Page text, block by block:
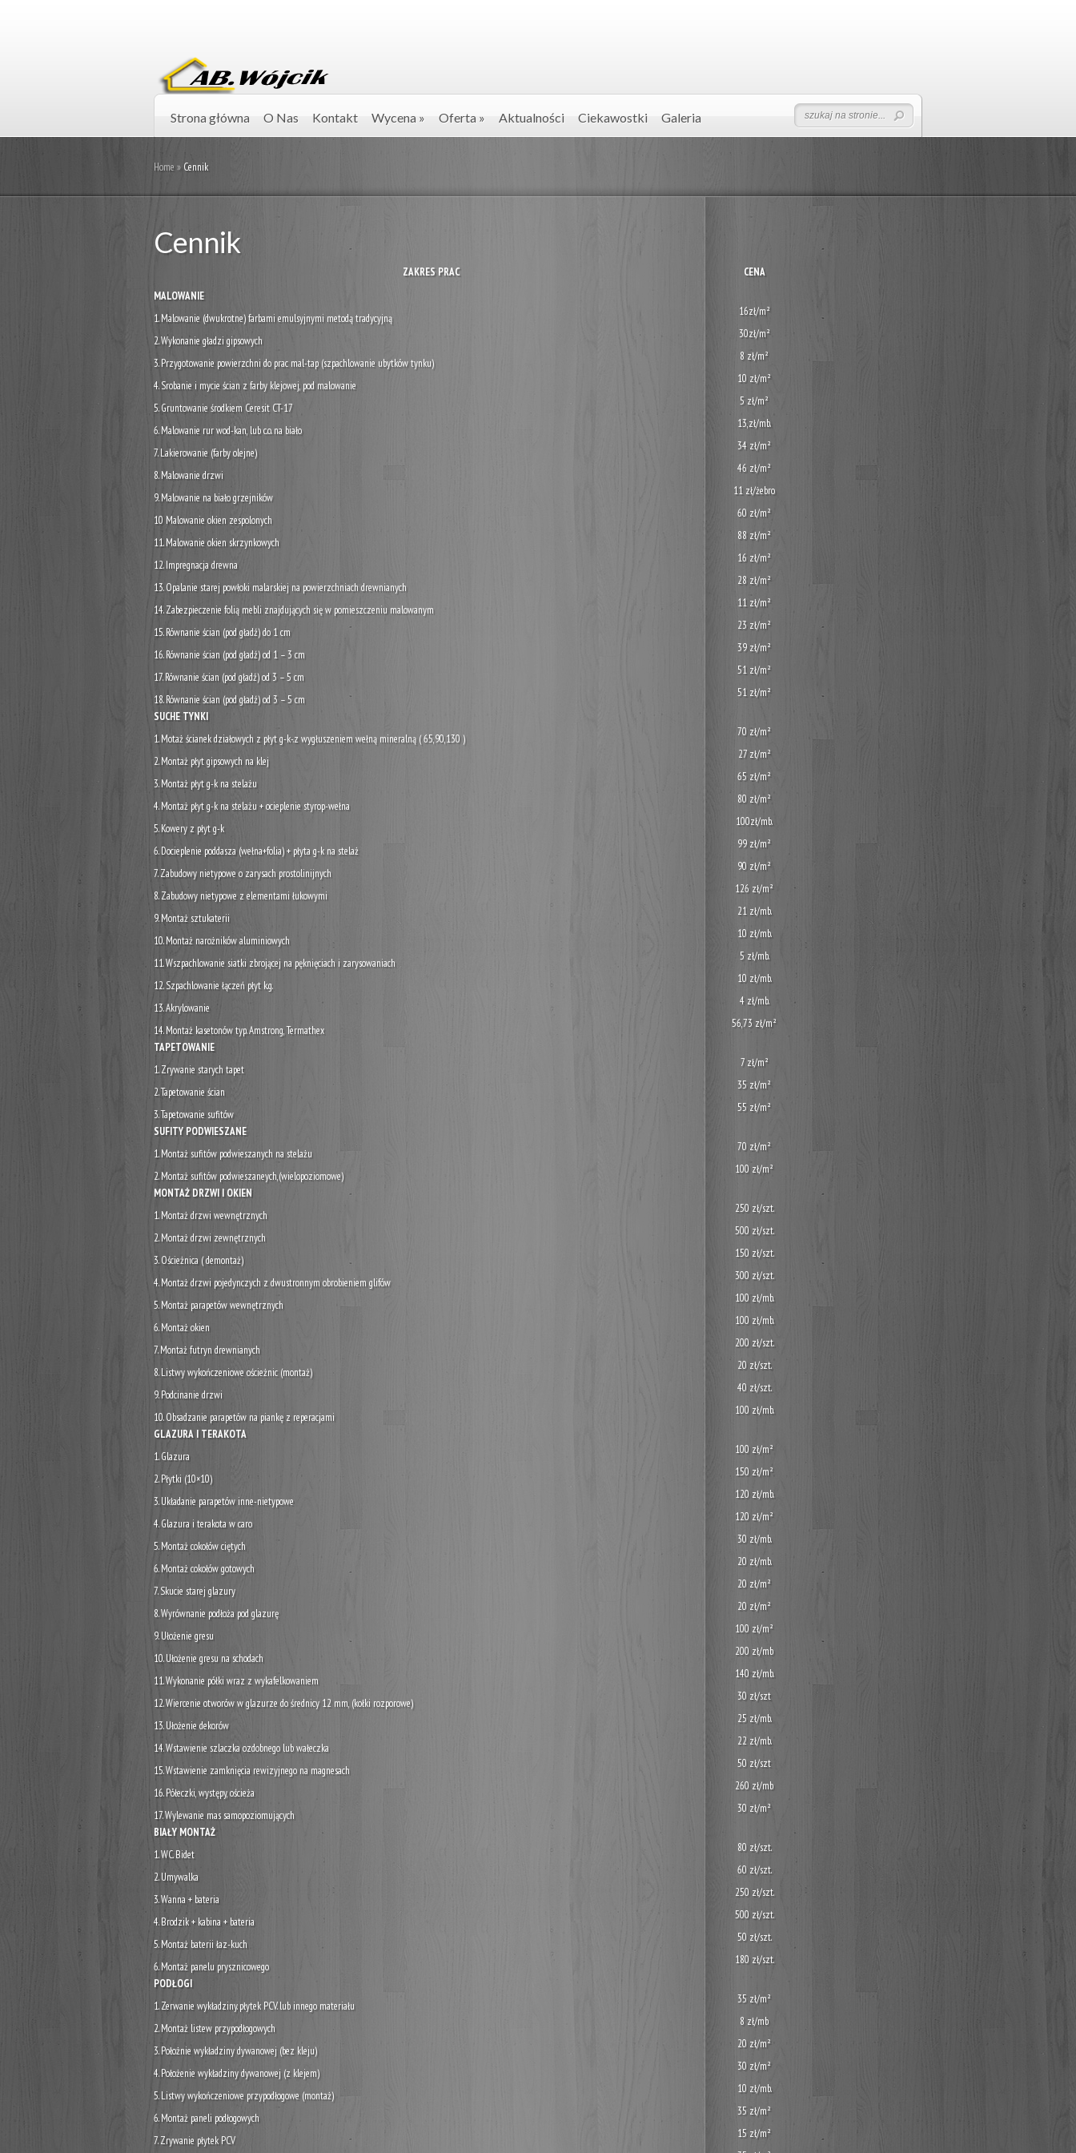
Strona główna O Nas Kontakt Wycena » Oferta » Aktualności Ciekawostki Galeria
Home » Cennik
Cennik
ZAKRES PRAC
CENA
MALOWANIE
1. Malowanie (dwukrotne) farbami emulsyjnymi metodą tradycyjną
16zł/m²
2. Wykonanie gładzi gipsowych
30zł/m²
3. Przygotowanie powierzchni do prac mal-tap (szpachlowanie ubytków tynku)
8 zł/m²
4. Srobanie i mycie ścian z farby klejowej, pod malowanie
10 zł/m²
5. Gruntowanie środkiem Ceresit CT-17
5 zł/m²
6. Malowanie rur wod-kan, lub c.o. na biało
13,zł/mb.
7. Lakierowanie (farby olejne)
34 zł/m²
8. Malowanie drzwi
46 zł/m²
9. Malowanie na biało grzejników
11 zł/żebro
10 Malowanie okien zespolonych
60 zł/m²
11. Malowanie okien skrzynkowych
88 zł/m²
12. Impregnacja drewna
16 zł/m²
13. Opalanie starej powłoki malarskiej na powierzchniach drewnianych
28 zł/m²
14. Zabezpieczenie folią mebli znajdujących się w pomieszczeniu malowanym
11 zł/m²
15. Równanie ścian (pod gładź) do 1 cm
23 zł/m²
16. Równanie ścian (pod gładź) od 1 – 3 cm
39 zł/m²
17. Równanie ścian (pod gładź) od 3 – 5 cm
51 zł/m²
18. Równanie ścian (pod gładź) od 3 – 5 cm
51 zł/m²
SUCHE TYNKI
1. Motaż ścianek działowych z płyt g-k-.z wygłuszeniem wełną mineralną ( 65,90,130 )
70 zł/m²
2. Montaż płyt gipsowych na klej
27 zł/m²
3. Montaż płyt g-k na stelażu
65 zł/m²
4. Montaż płyt g-k na stelażu + ocieplenie styrop-wełna
80 zł/m²
5. Kowery z płyt g-k
100zł/mb.
6. Docieplenie poddasza (wełna+folia) + płyta g-k na stelaż
99 zł/m²
7. Zabudowy nietypowe o zarysach prostolinijnych
90 zł/m²
8. Zabudowy nietypowe z elementami łukowymi
126 zł/m²
9. Montaż sztukaterii
21 zł/mb.
10. Montaż narożników aluminiowych
10 zł/mb.
11. Wszpachlowanie siatki zbrojącej na pęknięciach i zarysowaniach
5 zł/mb.
12. Szpachlowanie łączeń płyt k.g.
10 zł/mb.
13. Akrylowanie
4 zł/mb.
14. Montaż kasetonów typ. Amstrong, Termathex
56,73 zł/m²
TAPETOWANIE
1. Zrywanie starych tapet
7 zł/m²
2. Tapetowanie ścian
35 zł/m²
3. Tapetowanie sufitów
55 zł/m²
SUFITY PODWIESZANE
1. Montaż sufitów podwieszanych na stelażu
70 zł/m²
2. Montaż sufitów podwieszaneych,(wielopoziomowe)
100 zł/m²
MONTAŻ DRZWI I OKIEN
1. Montaż drzwi wewnętrznych
250 zł/szt.
2. Montaż drzwi zewnętrznych
500 zł/szt.
3. Ościeżnica ( demontaż)
150 zł/szt.
4. Montaż drzwi pojedynczych z dwustronnym obrobieniem glifów
300 zł/szt.
5. Montaż parapetów wewnętrznych
100 zł/mb.
6. Montaż okien
100 zł/mb.
7. Montaż futryn drewnianych
200 zł/szt.
8. Listwy wykończeniowe ościeżnic (montaż)
20 zł/szt.
9. Podcinanie drzwi
40 zł/szt.
10. Obsadzanie parapetów na piankę z reperacjami
100 zł/mb.
GLAZURA I TERAKOTA
1. Glazura
100 zł/m²
2. Płytki (10×10)
150 zł/m²
3. Układanie parapetów inne-nietypowe
120 zł/mb.
4. Glazura i terakota w caro
120 zł/m²
5. Montaż cokołów ciętych
30 zł/mb.
6. Montaż cokołów gotowych
20 zł/mb.
7. Skucie starej glazury
20 zł/m²
8. Wyrównanie podłoża pod glazurę
20 zł/m²
9. Ułożenie gresu
100 zł/m²
10. Ułożenie gresu na schodach
200 zł/mb
11. Wykonanie półki wraz z wykafelkowaniem
140 zł/mb.
12. Wiercenie otworów w glazurze do średnicy 12 mm, (kołki rozporowe)
30 zł/szt
13. Ułożenie dekorów
25 zł/mb.
14. Wstawienie szlaczka ozdobnego lub wałeczka
22 zł/mb.
15. Wstawienie zamknięcia rewizyjnego na magnesach
50 zł/szt
16. Półeczki, występy, ościeża
260 zł/mb
17. Wylewanie mas samopoziomujących
30 zł/m²
BIAŁY MONTAŻ
1. WC. Bidet
80 zł/szt.
2. Umywalka
60 zł/szt.
3. Wanna + bateria
250 zł/szt.
4. Brodzik + kabina + bateria
500 zł/szt.
5. Montaż baterii łaz-kuch
50 zł/szt.
6. Montaż panelu prysznicowego
180 zł/szt.
PODŁOGI
1. Zerwanie wykładziny. płytek PCV. lub innego materiału
35 zł/m²
2. Montaż listew przypodłogowych
8 zł/mb
3. Położnie wykładziny dywanowej (bez kleju)
20 zł/m²
4. Położenie wykładziny dywanowej (z klejem)
30 zł/m²
5. Listwy wykończeniowe przypodłogowe (montaż)
10 zł/mb.
6. Montaż paneli podłogowych
35 zł/m²
7. Zrywanie płytek PCV
15 zł/m²